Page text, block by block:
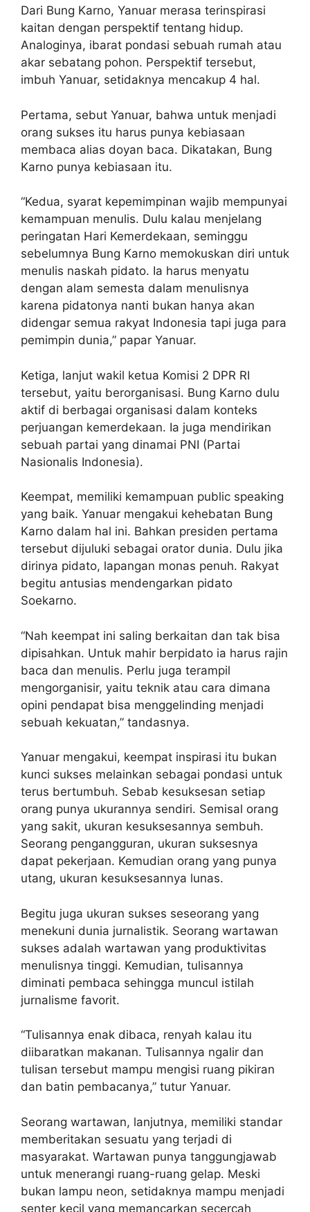
Dari Bung Karno, Yanuar merasa terinspirasi
kaitan dengan perspektif tentang hidup.
Analoginya, ibarat pondasi sebuah rumah atau
akar sebatang pohon. Perspektif tersebut,
imbuh Yanuar, setidaknya mencakup 4 hal.
Pertama, sebut Yanuar, bahwa untuk menjadi
orang sukses itu harus punya kebiasaan
membaca alias doyan baca. Dikatakan, Bung
Karno punya kebiasaan itu.
“Kedua, syarat kepemimpinan wajib mempunyai
kemampuan menulis. Dulu kalau menjelang
peringatan Hari Kemerdekaan, seminggu
sebelumnya Bung Karno memokuskan diri untuk
menulis naskah pidato. Ia harus menyatu
dengan alam semesta dalam menulisnya
karena pidatonya nanti bukan hanya akan
didengar semua rakyat Indonesia tapi juga para
pemimpin dunia,” papar Yanuar.
Ketiga, lanjut wakil ketua Komisi 2 DPR RI
tersebut, yaitu berorganisasi. Bung Karno dulu
aktif di berbagai organisasi dalam konteks
perjuangan kemerdekaan. Ia juga mendirikan
sebuah partai yang dinamai PNI (Partai
Nasionalis Indonesia).
Keempat, memiliki kemampuan public speaking
yang baik. Yanuar mengakui kehebatan Bung
Karno dalam hal ini. Bahkan presiden pertama
tersebut dijuluki sebagai orator dunia. Dulu jika
dirinya pidato, lapangan monas penuh. Rakyat
begitu antusias mendengarkan pidato
Soekarno.
“Nah keempat ini saling berkaitan dan tak bisa
dipisahkan. Untuk mahir berpidato ia harus rajin
baca dan menulis. Perlu juga terampil
mengorganisir, yaitu teknik atau cara dimana
opini pendapat bisa menggelinding menjadi
sebuah kekuatan,” tandasnya.
Yanuar mengakui, keempat inspirasi itu bukan
kunci sukses melainkan sebagai pondasi untuk
terus bertumbuh. Sebab kesuksesan setiap
orang punya ukurannya sendiri. Semisal orang
yang sakit, ukuran kesuksesannya sembuh.
Seorang pengangguran, ukuran suksesnya
dapat pekerjaan. Kemudian orang yang punya
utang, ukuran kesuksesannya lunas.
Begitu juga ukuran sukses seseorang yang
menekuni dunia jurnalistik. Seorang wartawan
sukses adalah wartawan yang produktivitas
menulisnya tinggi. Kemudian, tulisannya
diminati pembaca sehingga muncul istilah
jurnalisme favorit.
“Tulisannya enak dibaca, renyah kalau itu
diibaratkan makanan. Tulisannya ngalir dan
tulisan tersebut mampu mengisi ruang pikiran
dan batin pembacanya,” tutur Yanuar.
Seorang wartawan, lanjutnya, memiliki standar
memberitakan sesuatu yang terjadi di
masyarakat. Wartawan punya tanggungjawab
untuk menerangi ruang-ruang gelap. Meski
bukan lampu neon, setidaknya mampu menjadi
senter kecil yang memancarkan secercah